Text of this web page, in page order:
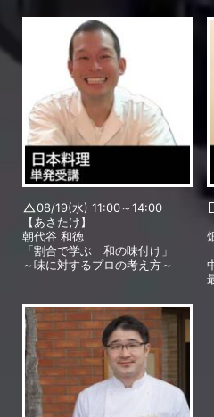
08/19(水) 11:00～14:00
【あさたけ】
朝代谷 和徳
「割合で学ぶ 和の味付け」
～味に対するプロの考え方～